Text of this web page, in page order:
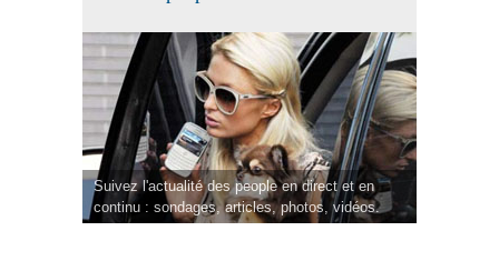
Suivez l'actualité des people en direct et en
continu : sondages, articles, photos, vidéos.